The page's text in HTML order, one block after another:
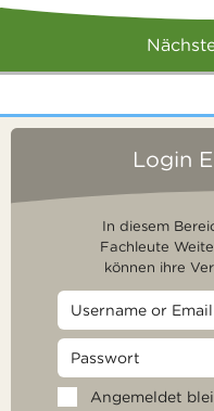
Login
In diesem
Fachleute
können ihre
Angemeldet